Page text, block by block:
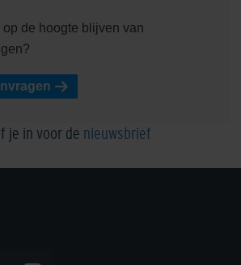
de hoogte blijven van
je in voor de nieuwsbrief